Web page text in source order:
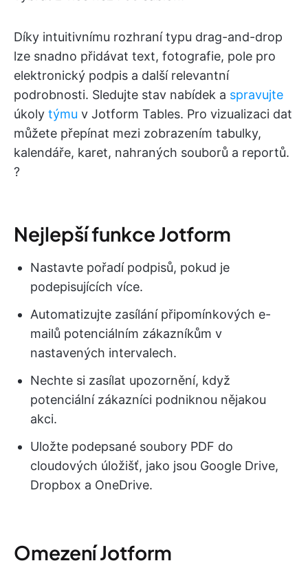
Díky intuitivnímu rozhraní typu drag-and-drop
lze snadno přidávat text, fotografie, pole pro
elektronický podpis a další relevantní
podrobnosti. Sledujte stav nabídek a spravujte
úkoly týmu v Jotform Tables. Pro vizualizaci dat
můžete přepínat mezi zobrazením tabulky,
kalendáře, karet, nahraných souborů a reportů.
?
Nejlepší funkce Jotform
Nastavte pořadí podpisů, pokud je
podepisujících více.
Automatizujte zasílání připomínkových e-
mailů potenciálním zákazníkům v
nastavených intervalech.
Nechte si zasílat upozornění, když
potenciální zákazníci podniknou nějakou
akci.
Uložte podepsané soubory PDF do
cloudových úložišť, jako jsou Google Drive,
Dropbox a OneDrive.
Omezení Jotform